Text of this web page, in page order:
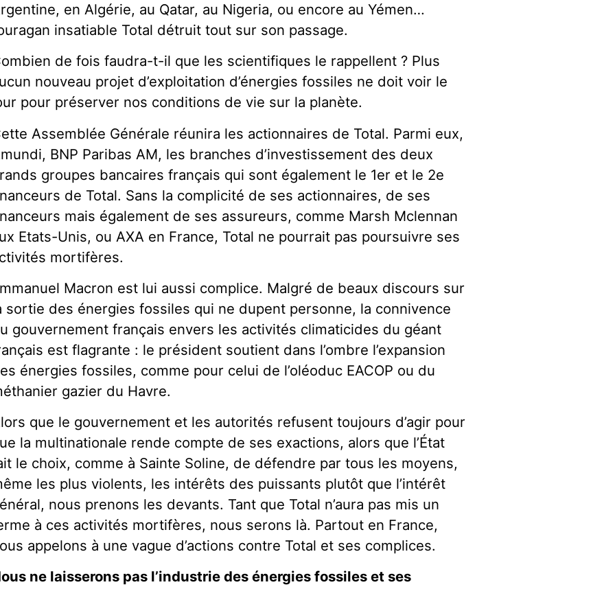
en Algérie, au Qatar, au Nigeria, ou encore au Yémen…
insatiable Total détruit tout sur son passage.
de fois faudra-t-il que les scientifiques le rappellent ? Plus
nouveau projet d’exploitation d’énergies fossiles ne doit voir le
pour préserver nos conditions de vie sur la planète.
Assemblée Générale réunira les actionnaires de Total. Parmi eux,
BNP Paribas AM, les branches d’investissement des deux
groupes bancaires français qui sont également le 1er et le 2e
de Total. Sans la complicité de ses actionnaires, de ses
mais également de ses assureurs, comme Marsh Mclennan
Etats-Unis, ou AXA en France, Total ne pourrait pas poursuivre ses
mortifères.
Macron est lui aussi complice. Malgré de beaux discours sur
sortie des énergies fossiles qui ne dupent personne, la connivence
gouvernement français envers les activités climaticides du géant
est flagrante : le président soutient dans l’ombre l’expansion
énergies fossiles, comme pour celui de l’oléoduc EACOP ou du
gazier du Havre.
que le gouvernement et les autorités refusent toujours d’agir pour
la multinationale rende compte de ses exactions, alors que l’État
le choix, comme à Sainte Soline, de défendre par tous les moyens,
les plus violents, les intérêts des puissants plutôt que l’intérêt
nous prenons les devants. Tant que Total n’aura pas mis un
à ces activités mortifères, nous serons là. Partout en France,
appelons à une vague d’actions contre Total et ses complices.
ne laisserons pas l’industrie des énergies fossiles et ses